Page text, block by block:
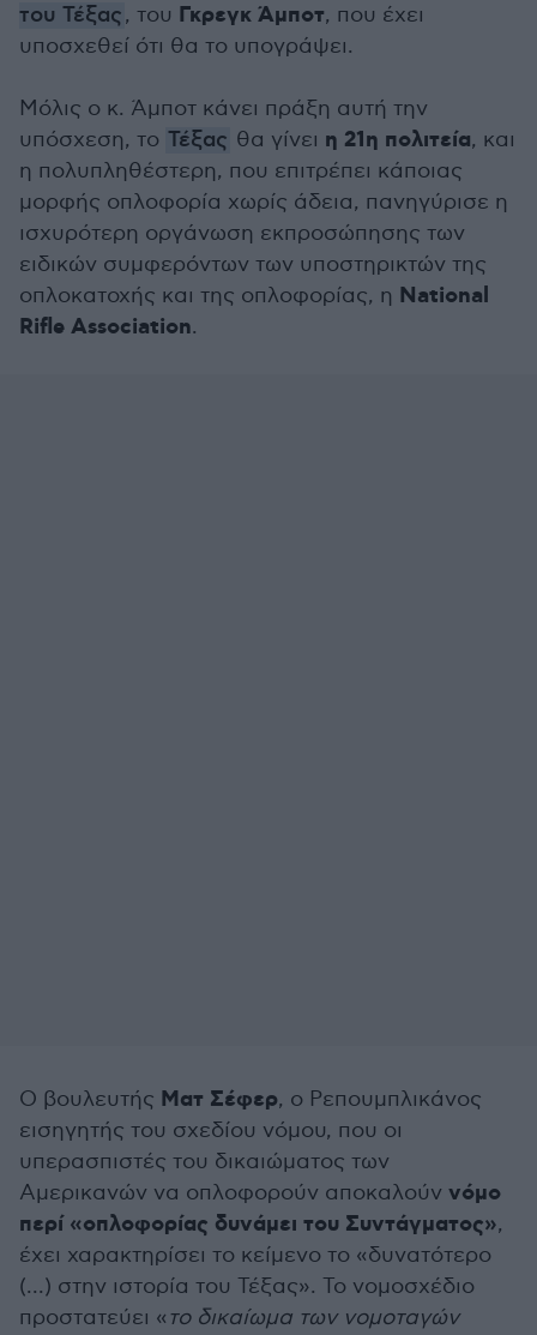
του Τέξας, του Γκρεγκ Άμποτ, που έχει
υποσχεθεί ότι θα το υπογράψει.
Μόλις ο κ. Άμποτ κάνει πράξη αυτή την
υπόσχεση, το Τέξας θα γίνει η 21η πολιτεία, και
η πολυπληθέστερη, που επιτρέπει κάποιας
μορφής οπλοφορία χωρίς άδεια, πανηγύρισε η
ισχυρότερη οργάνωση εκπροσώπησης των
ειδικών συμφερόντων των υποστηρικτών της
οπλοκατοχής και της οπλοφορίας, η National
Rifle Association.
Ο βουλευτής Ματ Σέφερ, ο Ρεπουμπλικάνος
εισηγητής του σχεδίου νόμου, που οι
υπερασπιστές του δικαιώματος των
Αμερικανών να οπλοφορούν αποκαλούν νόμο
περί «οπλοφορίας δυνάμει του Συντάγματος»,
έχει χαρακτηρίσει το κείμενο το «δυνατότερο
(...) στην ιστορία του Τέξας». Το νομοσχέδιο
προστατεύει « το δικαίωμα των νομοταγών